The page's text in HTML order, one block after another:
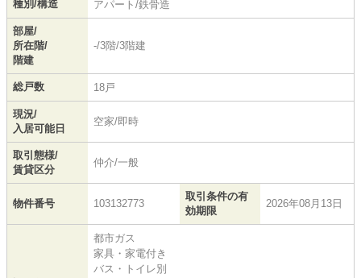
種別/構造 アパート/鉄骨造
部屋/
所在階/
階建
-/3階/3階建
総戸数 18戸
現況/
入居可能日
空家/即時
取引態様/
賃貸区分
仲介/一般
物件番号 103132773
取引条件の有
効期限
2026年08月13日
都市ガス
家具・家電付き
バス・トイレ別